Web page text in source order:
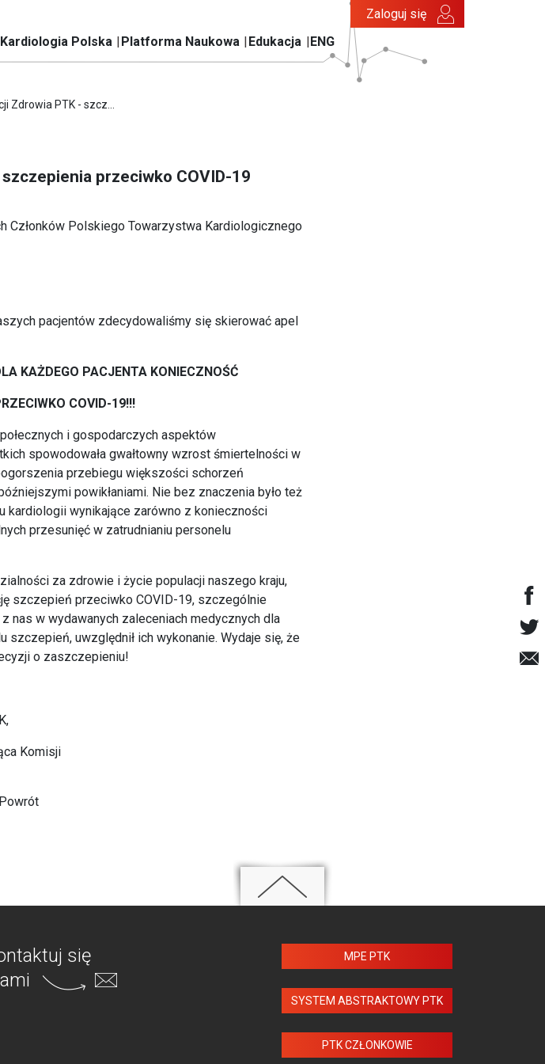
Kardiologia Polska Platforma Naukowa Edukacja ENG
Zaloguj się
Zdrowia PTK - szcz...
przeciwko COVID-19
Członków Polskiego Towarzystwa Kardiologicznego
pacjentów zdecydowaliśmy się skierować apel
KAŻDEGO PACJENTA KONIECZNOŚĆ
COVID-19!!!
i gospodarczych aspektów
spowodowała gwałtowny wzrost śmiertelności w
przebiegu większości schorzeń
powikłaniami. Nie bez znaczenia było też
wynikające zarówno z konieczności
przesunięć w zatrudnianiu personelu
za zdrowie i życie populacji naszego kraju,
szczepień przeciwko COVID-19, szczególnie
nas w wydawanych zaleceniach medycznych dla
szczepień, uwzględnił ich wykonanie. Wydaje się, że
o zaszczepieniu!
Komisji
się
MPE PTK
SYSTEM ABSTRAKTOWY PTK
PTK CZŁONKOWIE